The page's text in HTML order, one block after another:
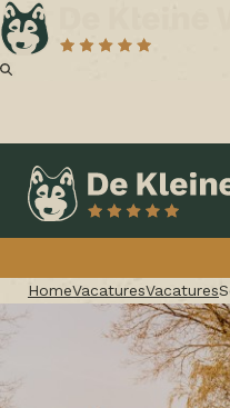
HomeVacaturesVacatures